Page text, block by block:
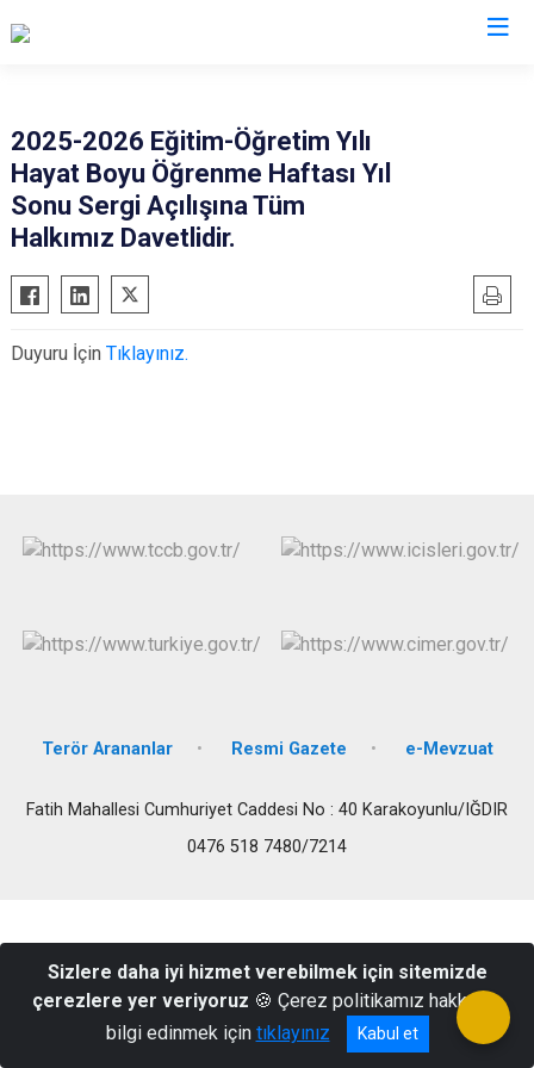
Aralık
Karakoyunlu
Merkez
2025-2026 Eğitim-Öğretim Yılı
Hayat Boyu Öğrenme Haftası Yıl
Sonu Sergi Açılışına Tüm
Halkımız Davetlidir.
Duyuru İçin Tıklayınız.
Terör Arananlar Resmi Gazete e-Mevzuat
Fatih Mahallesi Cumhuriyet Caddesi No : 40 Karakoyunlu/IĞDIR
0476 518 7480/7214
Sizlere daha iyi hizmet verebilmek için sitemizde
çerezlere yer veriyoruz 🍪 Çerez politikamız hakkında
bilgi edinmek için tıklayınız Kabul et